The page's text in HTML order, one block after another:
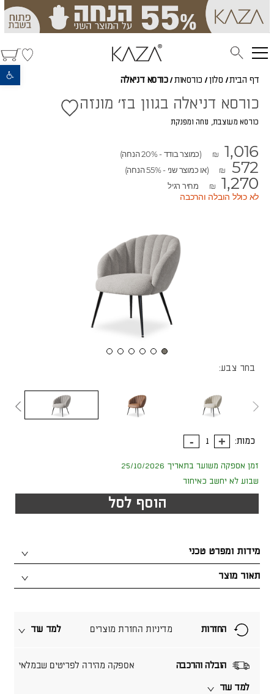
פתח סרגל נגישות
דף הבית/ סלון / כורסאות/ כורסא דניאלה
כורסא דניאלה בגוון בז' מונזה
כורסא מעוצבת, נוחה ומפנקת
₪ 1,016 (כמוצר בודד - 20% הנחה)
₪ 572 (או כמוצר שני - 55% הנחה)
₪ 1,270 מחיר רגיל
לא כולל הובלה והרכבה
בחר צבע:
כמות:
זמן אספקה משוער בתאריך 25/10/2026
שבוע לא יחשב כאיחור
הוסף לסל
תאור מוצר
מידות ומפרט טכני
הובלה והרכבה אספקה מהירה לפריטים שבמלאי
למד עוד
החזרות מדיניות החזרת מוצרים למד עוד